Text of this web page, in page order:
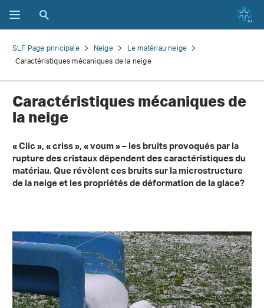
SLF Page principale Neige
Le matériau neige
Caractéristiques mécaniques de la neige
Caractéristiques mécaniques de
la neige
« Clic », « criss », « voum » – les bruits provoqués par la
rupture des cristaux dépendent des caractéristiques du
matériau. Que révèlent ces bruits sur la microstructure
de la neige et les propriétés de déformation de la glace?